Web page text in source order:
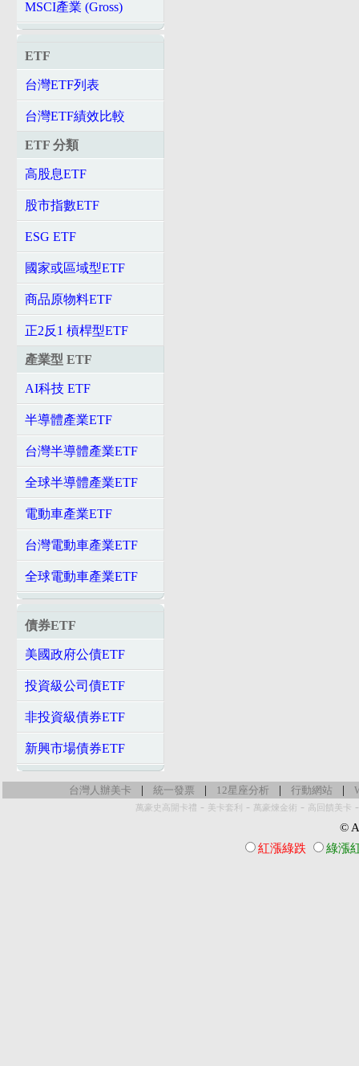
MSCI產業 (Gross)
ETF
台灣ETF列表
台灣ETF績效比較
ETF 分類
高股息ETF
股市指數ETF
ESG ETF
國家或區域型ETF
商品原物料ETF
正2反1 槓桿型ETF
產業型 ETF
AI科技 ETF
半導體產業ETF
台灣半導體產業ETF
全球半導體產業ETF
電動車產業ETF
台灣電動車產業ETF
全球電動車產業ETF
債券ETF
美國政府公債ETF
投資級公司債ETF
非投資級債券ETF
新興市場債券ETF
台灣人辦美卡 | 統一發票 | 12星座分析 | 行動網站 |
萬豪史高開卡禮 - 美卡套利 - 萬豪煉金術 - 高回饋美卡
©
紅漲綠跌
綠漲